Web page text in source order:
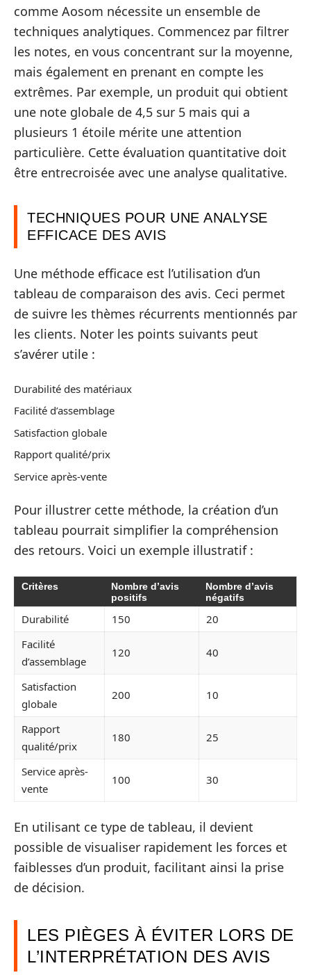
comme Aosom nécessite un ensemble de
techniques analytiques. Commencez par filtrer
les notes, en vous concentrant sur la moyenne,
mais également en prenant en compte les
extrêmes. Par exemple, un produit qui obtient
une note globale de 4,5 sur 5 mais qui a
plusieurs 1 étoile mérite une attention
particulière. Cette évaluation quantitative doit
être entrecroisée avec une analyse qualitative.
TECHNIQUES POUR UNE ANALYSE
EFFICACE DES AVIS
Une méthode efficace est l’utilisation d’un
tableau de comparaison des avis. Ceci permet
de suivre les thèmes récurrents mentionnés par
les clients. Noter les points suivants peut
s’avérer utile :
Durabilité des matériaux
Facilité d’assemblage
Satisfaction globale
Rapport qualité/prix
Service après-vente
Pour illustrer cette méthode, la création d’un
tableau pourrait simplifier la compréhension
des retours. Voici un exemple illustratif :
Critères
Nombre d’avis
positifs
Nombre d’avis
négatifs
Durabilité 150
20
Facilité
d’assemblage
120 40
Satisfaction
globale
200 10
Rapport
qualité/prix
180 25
Service après-
vente
100 30
En utilisant ce type de tableau, il devient
possible de visualiser rapidement les forces et
faiblesses d’un produit, facilitant ainsi la prise
de décision.
LES PIÈGES À ÉVITER LORS DE
L’INTERPRÉTATION DES AVIS